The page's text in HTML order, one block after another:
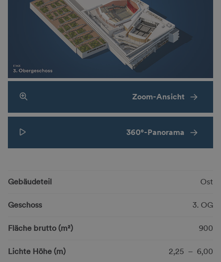
Zoom-Ansicht
360°-Panorama
Gebäudeteil Ost
Geschoss 3. OG
Fläche brutto (m²) 900
Lichte Höhe (m) 2,25 – 6,00